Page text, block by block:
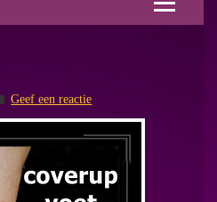
Geef een reactie